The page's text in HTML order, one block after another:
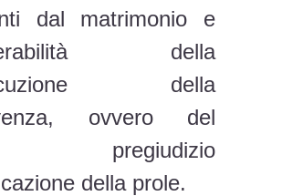
dal matrimonio e
della
della
ovvero del
pregiudizio
della prole.